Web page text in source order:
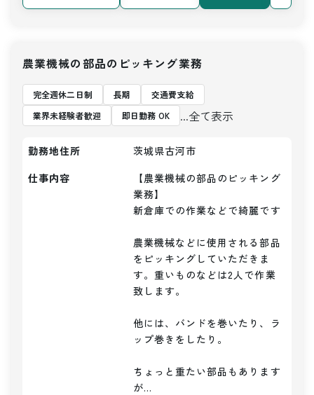
農業機械の部品のピッキング業務
完全週休二日制 長期
交通費支給
業界未経験者歓迎
即日勤務 OK ...全て表示
勤務地住所
茨城県古河市
仕事内容
【農業機械の部品のピッキング
業務】
新倉庫での作業などで綺麗です
農業機械などに使用される部品
をピッキングしていただきま
す。重いものなどは2人で作業
致します。
他には、バンドを巻いたり、ラ
ップ巻きをしたり。
ちょっと重たい部品もあります
が...